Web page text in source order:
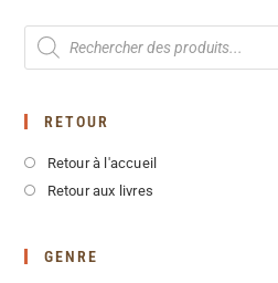
RETOUR
Retour à l'accueil
Retour aux livres
GENRE